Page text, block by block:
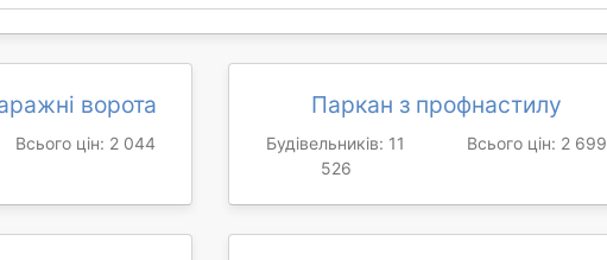
ворота
Всього цін: 2 044
Паркан з профнастилу
Будівельників: 11
526
Всього цін: 2 699